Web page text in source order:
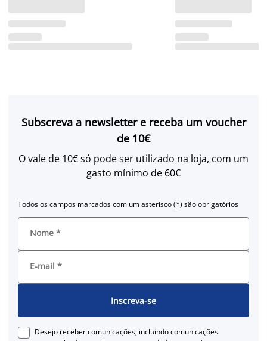
Subscreva a newsletter e receba um voucher
de 10€
O vale de 10€ só pode ser utilizado na loja, com um
gasto mínimo de 60€
Todos os campos marcados com um asterisco (*) são obrigatórios
Nome *
E-mail *
Inscreva-se
Desejo receber comunicações, incluindo comunicações